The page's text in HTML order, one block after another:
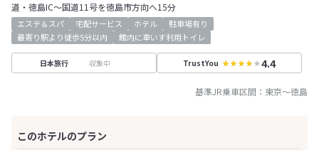
道・徳島IC～国道11号を徳島市方向へ15分
エステ＆スパ 宅配サービス ホテル
駐車場有り
最寄り駅より徒歩5分以内
館内に車いす利用トイレ
日本旅行 収集中 TrustYou 4.4
基準JR乗車区間： 東京～徳島